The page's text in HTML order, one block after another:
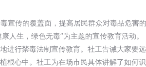
传的覆盖面，提高居民群众对毒品危害
人生，绿色无毒”为主题的宣传教育活动。
行禁毒法制宣传教育。社工告诫大家要
心中。社工为在场市民具体讲解了如何